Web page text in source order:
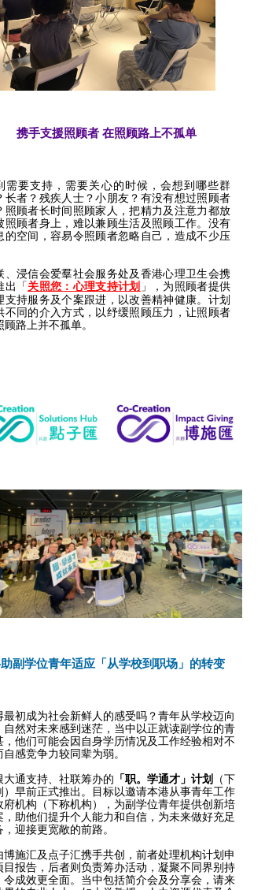
携手支援照顾者 在照顾路上不孤单
需要支持，需要关心的时候，会想到哪些群
长者？残疾人士？小朋友？有没有想过照顾者
照顾者长时间照顾家人，把精力及注意力都放
照顾者身上，难以兼顾生活及照顾工作。没有
的空间，容易令照顾者忽略自己，造成不少压
、浸信会爱羣社会服务处及香港心理卫生会携
出「 关照您：心理支持计划 」，为照顾者提供
支持服务及个案跟进，以改善精神健康。计划
不同的介入方式，以纾缓照顾压力，让照顾者
顾路上并不孤单。
副学位青年适应「从学校到职场」的转变
最初成为社会新鲜人的感受吗？青年从学校迈向
自然对未来感到迷茫，当中以正就读副学位的青
，他们可能会因自身学历情况及工作经验相对不
自感竞争力较同辈为弱。
大通支持、社联筹办的 「职。学通才」计划
（下
）早前正式推出。目标以邀请本港从事青年工作
府机构（下称机构），为副学位青年提供创新培
，助他们提升个人能力和自信，为未来做好充足
，迎接更宽敞的前路。
博施汇及点子汇携手共创，前者处理机构计划申
目报告，后者则负责筹办活动，凝聚不同界别持
令成效更全面。当中包括简介会及分享会，请来